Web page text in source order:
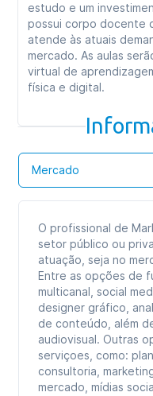
estudo e um
possui corpo docente
atende às atuais
mercado. As aulas
virtual de
física e digital.
Mercado
O profissional de
setor público ou
atuação, seja no
Entre as opções de
multicanal, social
designer gráfico,
de conteúdo, além
audiovisual. Outras
serviçoes, como:
consultoria,
mercado, mídias